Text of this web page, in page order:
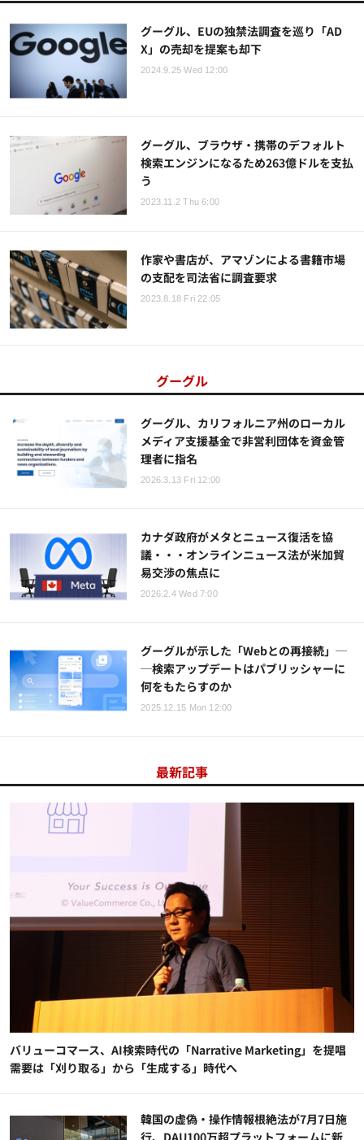
グーグル、EUの独禁法調査を巡り「AD
X」の売却を提案も却下
2024.9.25 Wed 12:00
グーグル、ブラウザ・携帯のデフォルト
検索エンジンになるため263億ドルを支払
う
2023.11.2 Thu 6:00
作家や書店が、アマゾンによる書籍市場
の支配を司法省に調査要求
2023.8.18 Fri 22:05
グーグル
グーグル、カリフォルニア州のローカル
メディア支援基金で非営利団体を資金管
理者に指名
2026.3.13 Fri 12:00
カナダ政府がメタとニュース復活を協
議・・・オンラインニュース法が米加貿
易交渉の焦点に
2026.2.4 Wed 7:00
グーグルが示した「Webとの再接続」─
─検索アップデートはパブリッシャーに
何をもたらすのか
2025.12.15 Mon 12:00
最新記事
バリューコマース、AI検索時代の「Narrative Marketing」を提唱
需要は「刈り取る」から「生成する」時代へ
韓国の虚偽・操作情報根絶法が7月7日施
行、DAU100万超プラットフォームに新